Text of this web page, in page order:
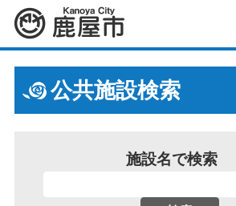
鹿屋市
公共施設検索
施設名で検索